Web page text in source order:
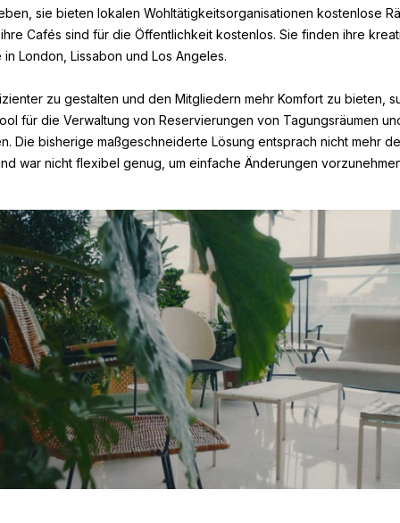
sie bieten lokalen Wohltätigkeitsorganisationen kostenlose
Cafés sind für die Öffentlichkeit kostenlos. Sie finden ihre
in London, Lissabon und Los Angeles.
zu gestalten und den Mitgliedern mehr Komfort zu bieten,
für die Verwaltung von Reservierungen von Tagungsräumen
Die bisherige maßgeschneiderte Lösung entsprach nicht mehr
war nicht flexibel genug, um einfache Änderungen